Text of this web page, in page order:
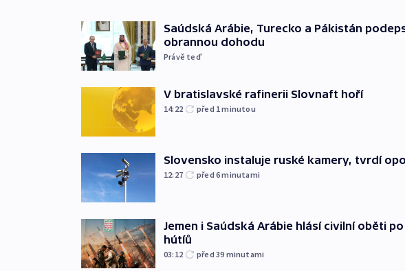
Saúdská Arábie, Turecko a Pákistán
obrannou dohodu
Právě teď
V bratislavské rafinerii Slovnaft hoří
14:22 před 1minutou
Slovensko instaluje ruské kamery, tvrdí
12:27 před 6minutami
Jemen i Saúdská Arábie hlásí civilní oběti
hútíů
03:12 před 39 minutami